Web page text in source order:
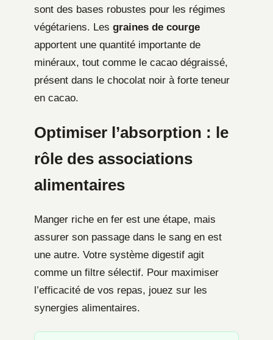
sont des bases robustes pour les régimes
végétariens. Les graines de courge
apportent une quantité importante de
minéraux, tout comme le cacao dégraissé,
présent dans le chocolat noir à forte teneur
en cacao.
Optimiser l’absorption : le
rôle des associations
alimentaires
Manger riche en fer est une étape, mais
assurer son passage dans le sang en est
une autre. Votre système digestif agit
comme un filtre sélectif. Pour maximiser
l’efficacité de vos repas, jouez sur les
synergies alimentaires.